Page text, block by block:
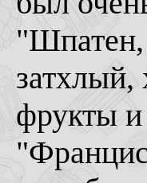
"Шпатен,
фрукты и